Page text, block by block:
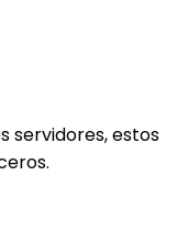
servidores, estos